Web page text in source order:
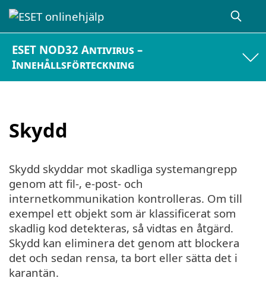
ESET NOD32 Antivirus –
Innehållsförteckning
Skydd
Skydd skyddar mot skadliga systemangrepp
genom att fil-, e-post- och
internetkommunikation kontrolleras. Om till
exempel ett objekt som är klassificerat som
skadlig kod detekteras, så vidtas en åtgärd.
Skydd kan eliminera det genom att blockera
det och sedan rensa, ta bort eller sätta det i
karantän.